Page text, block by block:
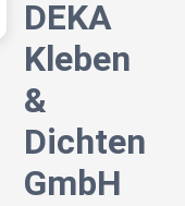
DEKA
Kleben
&
Dichten
GmbH